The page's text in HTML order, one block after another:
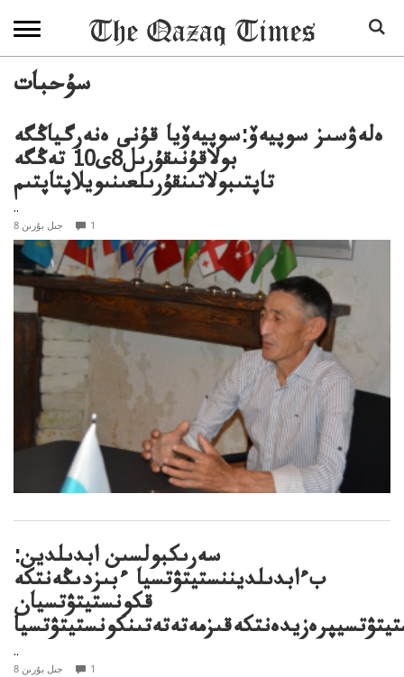
سۇحبات
ەلەۋسىز سوپيەۆ:سوپيەۆيا قۇنى ەنەرگياڭگە
بولاقۇنىقۇرىل8ى10 تەڭگە
تاپتىبولاتىنقۇرىلعىنىويلاپتاپتىم
..
8 جىل بۇرىن 1
سەرىكبولسىن ابدىلدين:
بءابدىلديننستيتۋتسيا ءبىزدىڭەنتكە
قكونستيتۋتسيان
..
8 جىل بۇرىن 1